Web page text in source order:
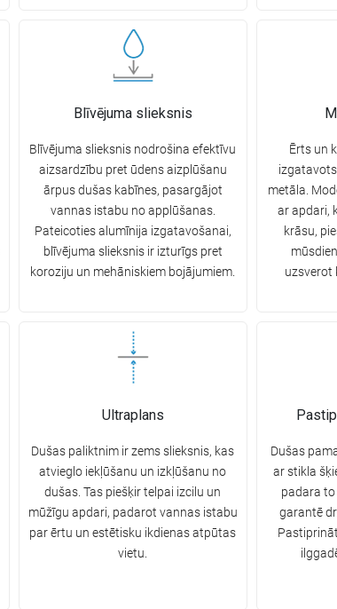
Blīvējuma slieksnis
Blīvējuma slieksnis nodrošina efektīvu
aizsardzību pret ūdens aizplūšanu
ārpus dušas kabīnes, pasargājot
vannas istabu no applūšanas.
Pateicoties alumīnija izgatavošanai,
blīvējuma slieksnis ir izturīgs pret
koroziju un mehāniskiem bojājumiem.
Ērts un
metāla.
ar apdari,
krāsu,
uzsverot
Ultraplans
Dušas paliktnim ir zems slieksnis, kas
atvieglo iekļūšanu un izkļūšanu no
dušas. Tas piešķir telpai izcilu un
mūžīgu apdari, padarot vannas istabu
par ērtu un estētisku ikdienas atpūtas
vietu.
Dušas
ar stikla
padara
garantē